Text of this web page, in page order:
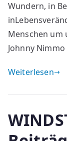
Wundern, in
Menschen um
Johnny
Weiterlesen